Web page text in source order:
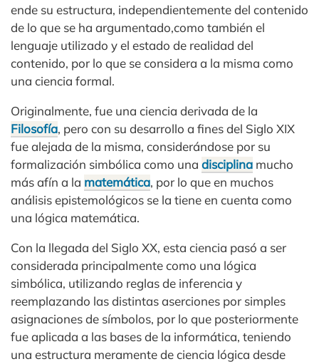
ende su estructura, independientemente del contenido
de lo que se ha argumentado,como también el
lenguaje utilizado y el estado de realidad del
contenido, por lo que se considera a la misma como
una ciencia formal.
Originalmente, fue una ciencia derivada de la
Filosofía, pero con su desarrollo a fines del Siglo XIX
fue alejada de la misma, considerándose por su
formalización simbólica como una disciplina mucho
más afín a la matemática, por lo que en muchos
análisis epistemológicos se la tiene en cuenta como
una lógica matemática.
Con la llegada del Siglo XX, esta ciencia pasó a ser
considerada principalmente como una lógica
simbólica, utilizando reglas de inferencia y
reemplazando las distintas aserciones por simples
asignaciones de símbolos, por lo que posteriormente
fue aplicada a las bases de la informática, teniendo
una estructura meramente de ciencia lógica desde